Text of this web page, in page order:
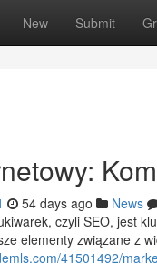
New Submit
54 days ago News
czyli SEO, jest
elementy związane z
41501492/